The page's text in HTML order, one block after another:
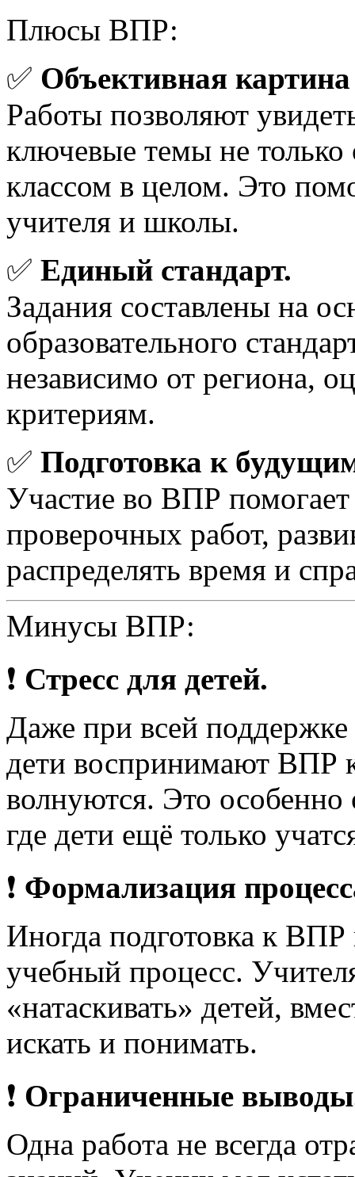
Плюсы ВПР:
✅ Объективная
Работы позволяют
ключевые темы не
классом в целом. Это
учителя и школы.
✅ Единый стандарт.
Задания составлены на
образовательного
независимо от региона,
критериям.
✅ Подготовка к
Участие во ВПР
проверочных работ,
распределять время и
Минусы ВПР:
❗ Стресс для детей.
Даже при всей
дети воспринимают ВПР
волнуются. Это
где дети ещё только
❗ Формализация
Иногда подготовка к
учебный процесс.
«натаскивать» детей,
искать и понимать.
❗ Ограниченные
Одна работа не всегда